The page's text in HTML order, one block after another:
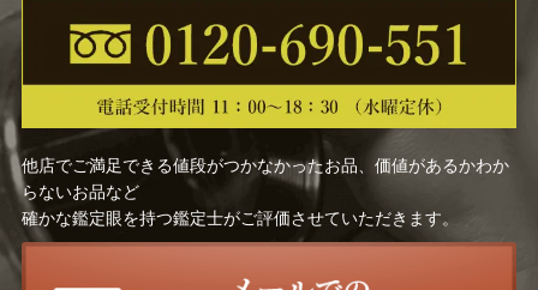
他店でご満足できる値段がつかなかったお品、価値があるかわか
らないお品など
確かな鑑定眼を持つ鑑定士がご評価させていただきます。